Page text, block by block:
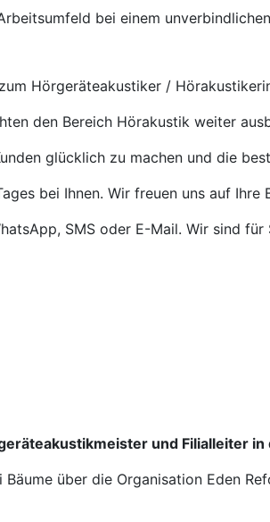
bei einem
Hörgeräteakustiker /
den Bereich Hörakustik weiter
glücklich zu machen und die
bei Ihnen. Wir freuen uns auf Ihre
SMS oder E-Mail. Wir sind für
und Filialleiter in
über die Organisation Eden